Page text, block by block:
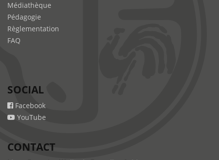
Médiathèque
Pédagogie
Règlementation
FAQ
SOCIAL
Facebook
YouTube
CONTACT